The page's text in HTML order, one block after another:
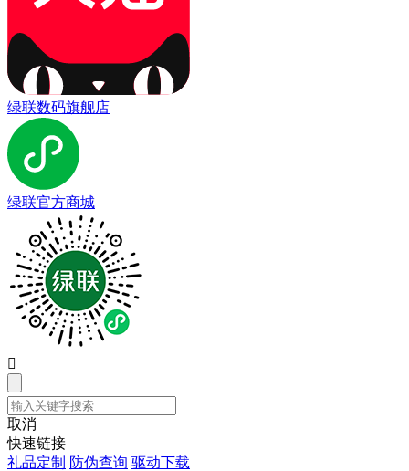
绿联数码旗舰店
绿联官方商城

取消
快速链接
礼品定制 防伪查询 驱动下载